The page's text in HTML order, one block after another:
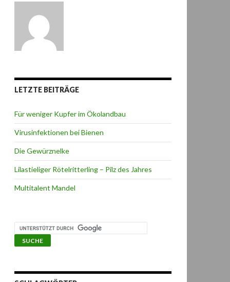
LETZTE BEITRÄGE
Für weniger Kupfer im Ökolandbau
Virusinfektionen bei Bienen
Die Gewürznelke
Lilastieliger Rötelritterling – Pilz des Jahres
Multitalent Mandel